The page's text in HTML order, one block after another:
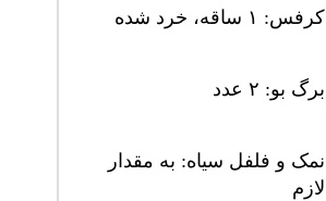
کرفس: ۱ ساقه، خرد شده
برگ بو: ۲ عدد
نمک و فلفل سیاه: به مقدار
لازم